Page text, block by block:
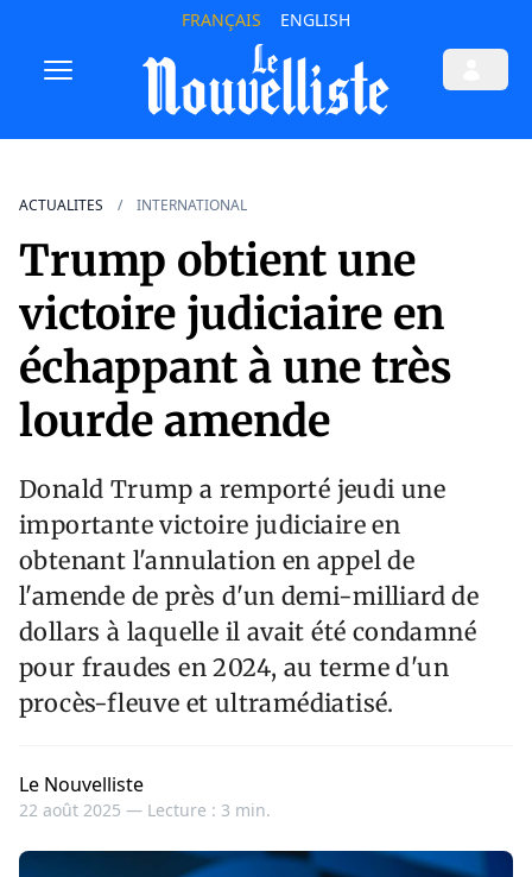
FRANÇAIS ENGLISH
ACTUALITES INTERNATIONAL
Trump obtient une
victoire judiciaire en
échappant à une très
lourde amende
Donald Trump a remporté jeudi une
importante victoire judiciaire en
obtenant l'annulation en appel de
l'amende de près d'un demi-milliard de
dollars à laquelle il avait été condamné
pour fraudes en 2024, au terme d'un
procès-fleuve et ultramédiatisé.
Le Nouvelliste
22 août 2025 — Lecture : 3 min.